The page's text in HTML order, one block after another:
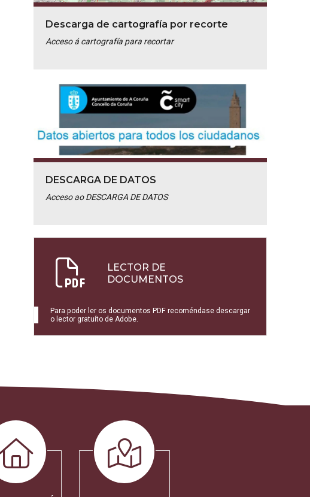
Descarga de cartografía por recorte
Acceso á cartografía para recortar
DESCARGA DE DATOS
Acceso ao DESCARGA DE DATOS
LECTOR DE
DOCUMENTOS
Para poder ler os documentos PDF recoméndase descargar
o lector gratuíto de Adobe.